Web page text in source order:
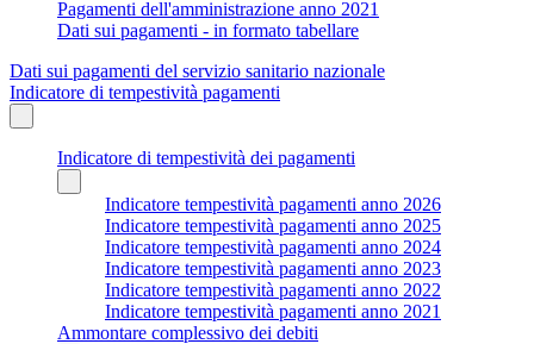
Pagamenti dell'amministrazione anno 2021
Dati sui pagamenti - in formato tabellare
Dati sui pagamenti del servizio sanitario nazionale
Indicatore di tempestività pagamenti
Indicatore di tempestività dei pagamenti
Indicatore tempestività pagamenti anno 2026
Indicatore tempestività pagamenti anno 2025
Indicatore tempestività pagamenti anno 2024
Indicatore tempestività pagamenti anno 2023
Indicatore tempestività pagamenti anno 2022
Indicatore tempestività pagamenti anno 2021
Ammontare complessivo dei debiti